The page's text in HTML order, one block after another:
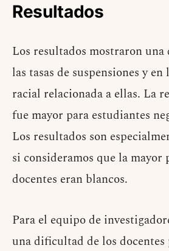
Resultados
Los resultados mostraron
las tasas de suspensiones y
racial relacionada a ellas. La
fue mayor para estudiantes
Los resultados son
si consideramos que la mayor
docentes eran blancos.
Para el equipo de
una dificultad de los docentes